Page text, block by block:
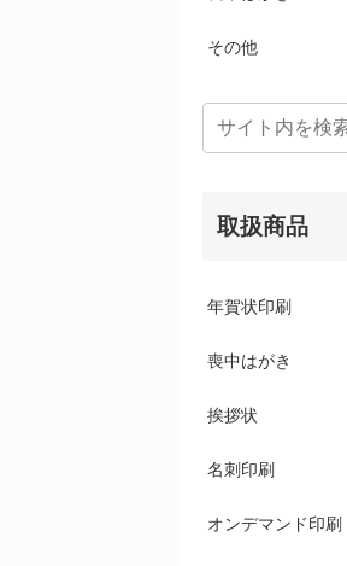
その他
取扱商品
年賀状印刷
喪中はがき
挨拶状
名刺印刷
オンデマンド印刷